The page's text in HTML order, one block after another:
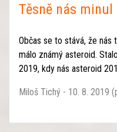
Těsně nás
Občas se to stává, že nás
málo známý asteroid.
2019, kdy nás asteroid
Miloš Tichý - 10. 8. 2019